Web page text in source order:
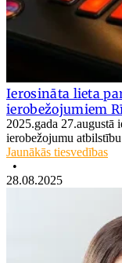
Ierosināta lieta
ierobežojumiem
2025.gada 27.augustā
ierobežojumu
Jaunākās tiesvedības
•
28.08.2025